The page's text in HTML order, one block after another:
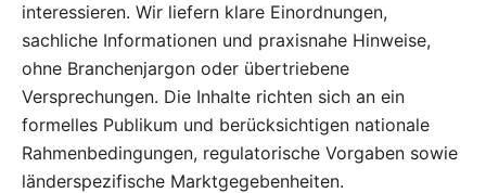
interessieren. Wir liefern klare Einordnungen,
sachliche Informationen und praxisnahe Hinweise,
ohne Branchenjargon oder übertriebene
Versprechungen. Die Inhalte richten sich an ein
formelles Publikum und berücksichtigen nationale
Rahmenbedingungen, regulatorische Vorgaben sowie
länderspezifische Marktgegebenheiten.